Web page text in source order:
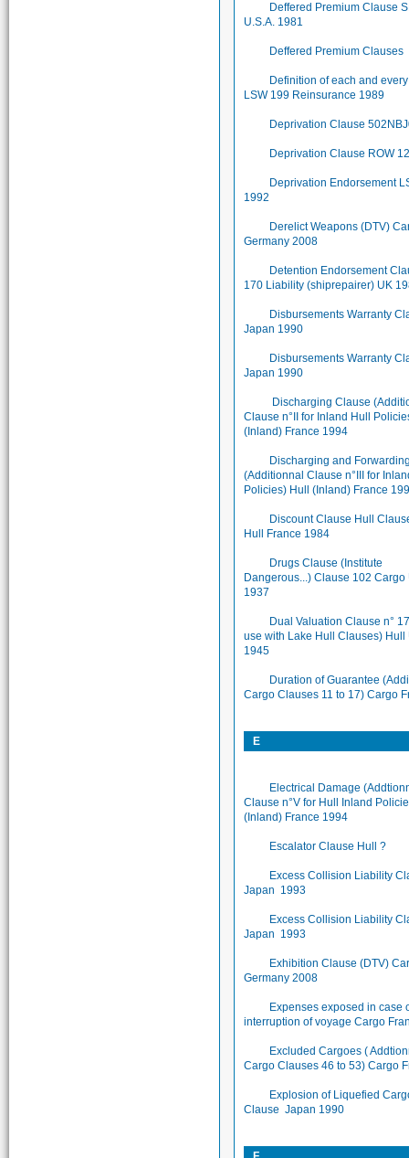
Deffered Premium Clause
U.S.A. 1981
Deffered Premium Clauses
Definition of each and
LSW 199 Reinsurance 1989
Deprivation Clause
Deprivation Clause ROW
Deprivation Endorsement
1992
Derelict Weapons (DTV)
Germany 2008
Detention Endorsement
170 Liability (shiprepairer) UK
Disbursements Warranty
Japan 1990
Disbursements Warranty
Japan 1990
Discharging Clause
Clause n°II for Inland Hull
(Inland) France 1994
Discharging and
(Additionnal Clause n°III for
Policies) Hull (Inland) France
Discount Clause Hull
Hull France 1984
Drugs Clause (Institute
Dangerous...) Clause 102 Cargo
1937
Dual Valuation Clause n°
use with Lake Hull Clauses) Hull
1945
Duration of Guarantee
Cargo Clauses 11 to 17) Cargo
E
Electrical Damage
Clause n°V for Hull Inland
(Inland) France 1994
Escalator Clause Hull ?
Excess Collision Liability
Japan 1993
Excess Collision Liability
Japan 1993
Exhibition Clause (DTV)
Germany 2008
Expenses exposed in case
interruption of voyage Cargo
Excluded Cargoes (
Cargo Clauses 46 to 53) Cargo
Explosion of Liquefied
Clause Japan 1990